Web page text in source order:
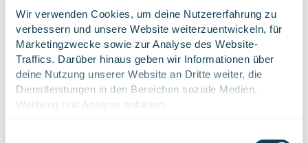
Wir verwenden Cookies, um deine Nutzererfahrung zu
verbessern und unsere Website weiterzuentwickeln, für
Marketingzwecke sowie zur Analyse des Website-
Traffics. Darüber hinaus geben wir Informationen über
deine Nutzung unserer Website an Dritte weiter, die
Dienstleistungen in den Bereichen soziale Medien,
Werbung und Analyse anbieten.